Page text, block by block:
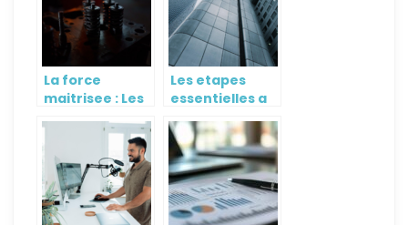
La force
maitrisee : Les
ressorts de
traction pour
une precision
optimale
Les etapes
essentielles a
la mise en
place d’une sci